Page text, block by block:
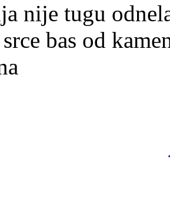
nije tugu
bas od